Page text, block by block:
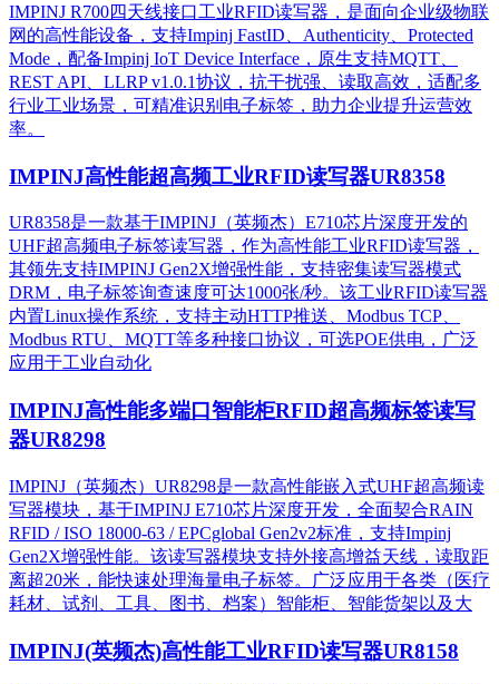
IMPINJ R700四天线接口工业RFID读写器，是面向企业级物联
网的高性能设备，支持Impinj FastID、Authenticity、Protected
Mode，配备Impinj IoT Device Interface，原生支持MQTT、
REST API、LLRP v1.0.1协议，抗干扰强、读取高效，适配多
行业工业场景，可精准识别电子标签，助力企业提升运营效
率。
IMPINJ高性能超高频工业RFID读写器UR8358
UR8358是一款基于IMPINJ（英频杰）E710芯片深度开发的
UHF超高频电子标签读写器，作为高性能工业RFID读写器，
其领先支持IMPINJ Gen2X增强性能，支持密集读写器模式
DRM，电子标签询查速度可达1000张/秒。该工业RFID读写器
内置Linux操作系统，支持主动HTTP推送、Modbus TCP、
Modbus RTU、MQTT等多种接口协议，可选POE供电，广泛
应用于工业自动化
IMPINJ高性能多端口智能柜RFID超高频标签读写
器UR8298
IMPINJ（英频杰）UR8298是一款高性能嵌入式UHF超高频读
写器模块，基于IMPINJ E710芯片深度开发，全面契合RAIN
RFID / ISO 18000-63 / EPCglobal Gen2v2标准，支持Impinj
Gen2X增强性能。该读写器模块支持外接高增益天线，读取距
离超20米，能快速处理海量电子标签。广泛应用于各类（医疗
耗材、试剂、工具、图书、档案）智能柜、智能货架以及大
IMPINJ(英频杰)高性能工业RFID读写器UR8158